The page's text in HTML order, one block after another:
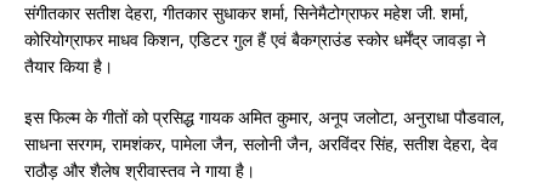
संगीतकार सतीश देहरा, गीतकार सुधाकर शर्मा, सिनेमैटोग्राफर महेश जी. शर्मा,
कोरियोग्राफर माधव किशन, एडिटर गुल हैं एवं बैकग्राउंड स्कोर धर्मेंद्र जावड़ा ने
तैयार किया है।
इस फिल्म के गीतों को प्रसिद्ध गायक अमित कुमार, अनूप जलोटा, अनुराधा पौडवाल,
साधना सरगम, रामशंकर, पामेला जैन, सलोनी जैन, अरविंदर सिंह, सतीश देहरा, देव
राठौड़ और शैलेष श्रीवास्तव ने गाया है।